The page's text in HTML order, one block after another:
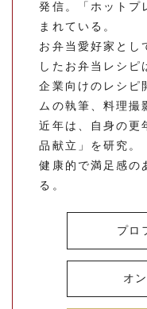
発信。「ホットプ
まれている。
お弁当愛好家とし
したお弁当レシピ
企業向けのレシピ
ムの執筆、料理撮
近年は、自身の更
品献立」を研究。
健康的で満足感の
る。
プロ
オ